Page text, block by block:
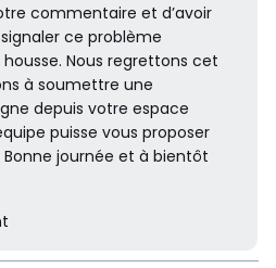
commentaire et d’avoir
ce problème
Nous regrettons cet
à soumettre une
depuis votre espace
puisse vous proposer
journée et à bientôt